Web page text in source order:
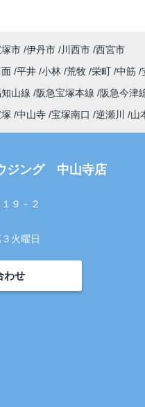
市 伊丹市 川西市 西宮市
面 平井 小林 荒牧 栄町 中筋
山線 阪急宝塚本線 阪急今津
中山寺 宝塚南口 逆瀬川 山
ジング 中山寺店
９－２
火曜日
わせ